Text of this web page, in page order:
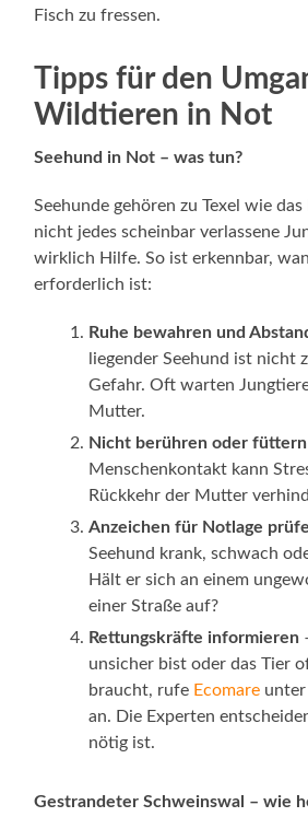
Fisch zu fressen.
Tipps für den
Wildtieren in Not
Seehund in Not – was tun?
Seehunde gehören zu Texel wie
nicht jedes scheinbar verlassene
wirklich Hilfe. So ist erkennbar,
erforderlich ist:
Ruhe bewahren und
liegender Seehund ist nicht
Gefahr. Oft warten
Mutter.
Nicht berühren oder füttern
Menschenkontakt kann
Rückkehr der Mutter
Anzeichen für Notlage
Seehund krank, schwach
Hält er sich an einem
einer Straße auf?
Rettungskräfte informieren
unsicher bist oder das Tier
braucht, rufe Ecomare
an. Die Experten
nötig ist.
Gestrandeter Schweinswal – wie